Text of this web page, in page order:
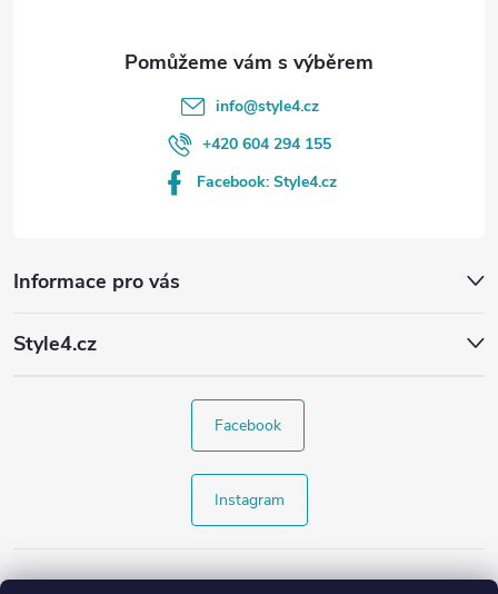
Informace pro vás
Style4.cz
info@style4.cz
+420 604 294 155
Facebook: Style4.cz
Facebook
Instagram